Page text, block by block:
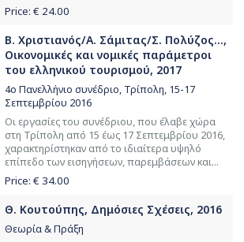
Price: € 24.00
Β. Χριστιανός/Α. Σάμιτας/Σ. Πολύζος...,
Οικονομικές και νομικές παράμετροι
του ελληνικού τουρισμού, 2017
4ο Πανελλήνιο συνέδριο, Τρίπολη, 15-17
Σεπτεμβρίου 2016
Οι εργασίες του συνέδριου, που έλαβε χώρα
στη Τρίπολη από 15 έως 17 Σεπτεμβρίου 2016,
χαρακτηρίστηκαν από το ιδιαίτερα υψηλό
επίπεδο των εισηγήσεων, παρεμβάσεων και...
Price: € 34.00
Θ. Κουτούπης, Δημόσιες Σχέσεις, 2016
Θεωρία & Πράξη